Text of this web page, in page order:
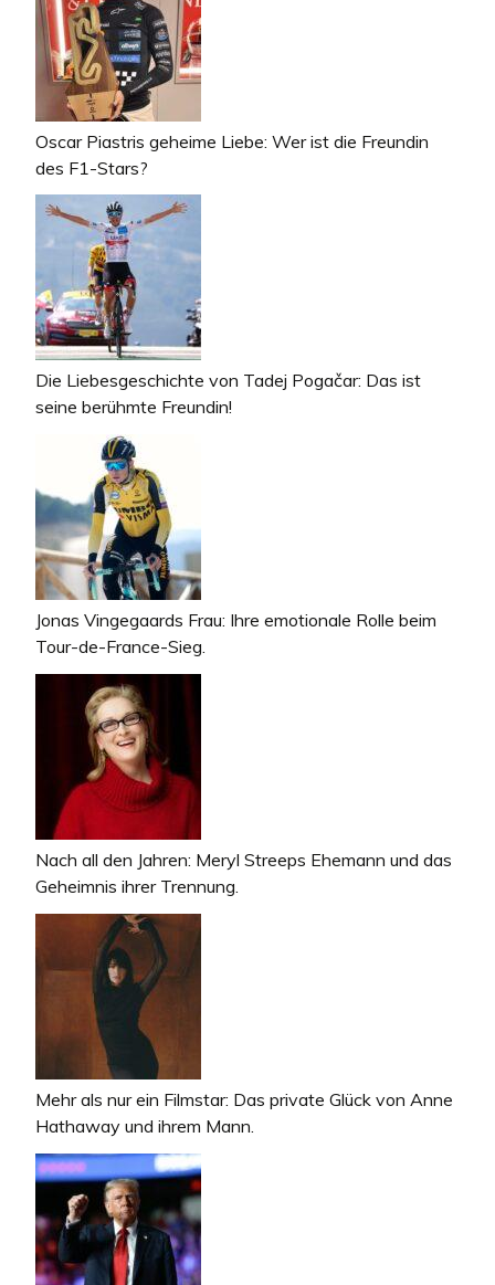
Oscar Piastris geheime Liebe: Wer ist die Freundin
des F1-Stars?
Die Liebesgeschichte von Tadej Pogačar: Das ist
seine berühmte Freundin!
Jonas Vingegaards Frau: Ihre emotionale Rolle beim
Tour-de-France-Sieg.
Nach all den Jahren: Meryl Streeps Ehemann und das
Geheimnis ihrer Trennung.
Mehr als nur ein Filmstar: Das private Glück von Anne
Hathaway und ihrem Mann.